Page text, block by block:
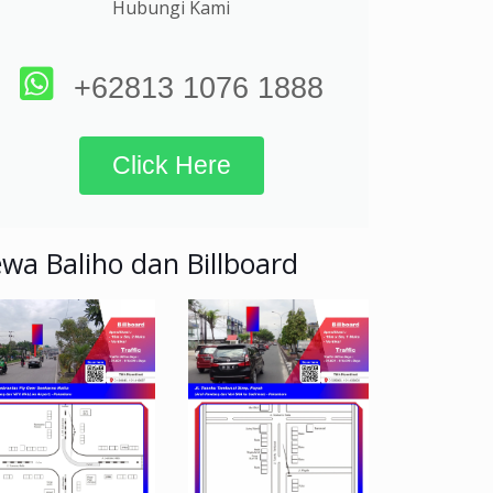
Hubungi Kami
+62813 1076 1888
Click Here
Baliho dan Billboard